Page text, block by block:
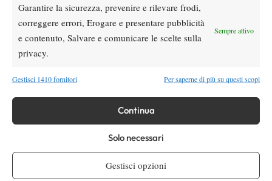
Garantire la sicurezza, prevenire e rilevare frodi,
correggere errori, Erogare e presentare pubblicità
e contenuto, Salvare e comunicare le scelte sulla
privacy.
Sempre attivo
Gestisci 1410 fornitori Per saperne di più su questi scopi
Continua
Solo necessari
Gestisci opzioni
caratterizzata da una capacità quasi spietata di non concedere
occasioni agli avversari teoricamente inferiori.
Occasione con Rublev
scettro di questa statistica e
issarsi al primo posto: con una
vittoria in quarti di finale agli Internazionali d’Italia 2026 contro
Sinner diventerebbe il giocatore con la striscia
più lunga di sempre nei Masters 1000, staccando proprio